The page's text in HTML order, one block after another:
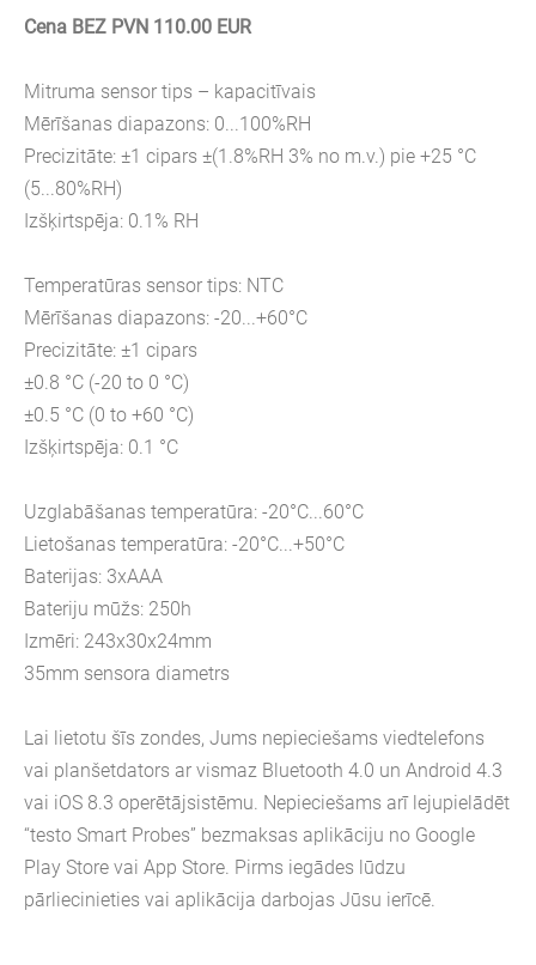
Cena BEZ PVN 110.00 EUR
Mitruma sensor tips – kapacitīvais
Mērīšanas diapazons: 0...100%RH
Precizitāte: ±1 cipars ±(1.8%RH 3% no m.v.) pie +25 °C
(5...80%RH)
Izšķirtspēja: 0.1% RH
Temperatūras sensor tips: NTC
Mērīšanas diapazons: -20...+60°C
Precizitāte: ±1 cipars
±0.8 °C (-20 to 0 °C)
±0.5 °C (0 to +60 °C)
Izšķirtspēja: 0.1 °C
Uzglabāšanas temperatūra: -20°C...60°C
Lietošanas temperatūra: -20°C...+50°C
Baterijas: 3xAAA
Bateriju mūžs: 250h
Izmēri: 243x30x24mm
35mm sensora diametrs
Lai lietotu šīs zondes, Jums nepieciešams viedtelefons
vai planšetdators ar vismaz Bluetooth 4.0 un Android 4.3
vai iOS 8.3 operētājsistēmu. Nepieciešams arī lejupielādēt
“testo Smart Probes” bezmaksas aplikāciju no Google
Play Store vai App Store. Pirms iegādes lūdzu
pārliecinieties vai aplikācija darbojas Jūsu ierīcē.